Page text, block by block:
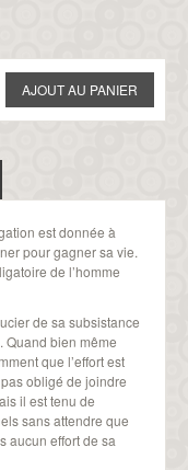
est donnée à
pour gagner sa vie.
de l’homme
de sa subsistance
Quand bien même
que l’effort est
obligé de joindre
il est tenu de
sans attendre que
aucun effort de sa